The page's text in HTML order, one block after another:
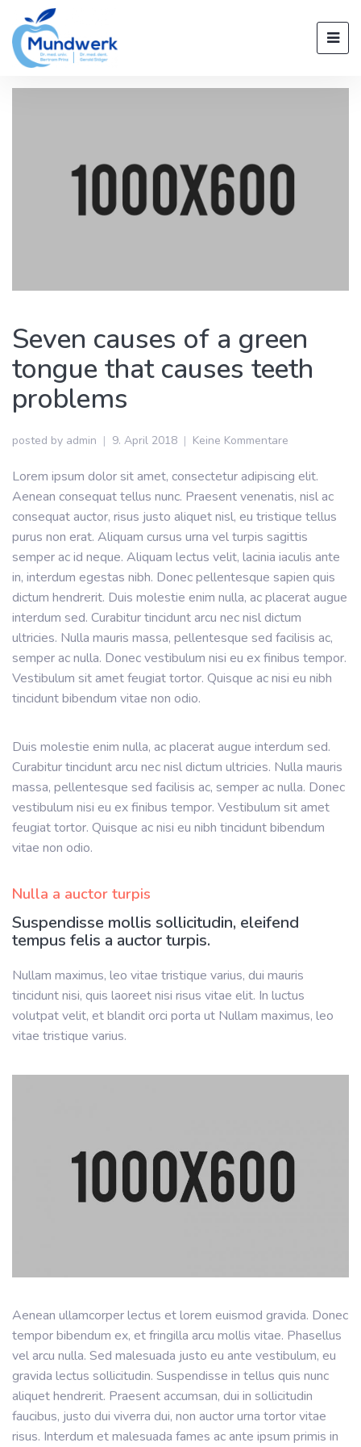
Seven causes of a green
tongue that causes teeth
problems
posted by admin 9. April 2018 Keine Kommentare
Lorem ipsum dolor sit amet, consectetur adipiscing elit.
Aenean consequat tellus nunc. Praesent venenatis, nisl ac
consequat auctor, risus justo aliquet nisl, eu tristique tellus
purus non erat. Aliquam cursus urna vel turpis sagittis
semper ac id neque. Aliquam lectus velit, lacinia iaculis ante
in, interdum egestas nibh. Donec pellentesque sapien quis
dictum hendrerit. Duis molestie enim nulla, ac placerat augue
interdum sed. Curabitur tincidunt arcu nec nisl dictum
ultricies. Nulla mauris massa, pellentesque sed facilisis ac,
semper ac nulla. Donec vestibulum nisi eu ex finibus tempor.
Vestibulum sit amet feugiat tortor. Quisque ac nisi eu nibh
tincidunt bibendum vitae non odio.
Duis molestie enim nulla, ac placerat augue interdum sed.
Curabitur tincidunt arcu nec nisl dictum ultricies. Nulla mauris
massa, pellentesque sed facilisis ac, semper ac nulla. Donec
vestibulum nisi eu ex finibus tempor. Vestibulum sit amet
feugiat tortor. Quisque ac nisi eu nibh tincidunt bibendum
vitae non odio.
Nulla a auctor turpis
Suspendisse mollis sollicitudin, eleifend
tempus felis a auctor turpis.
Nullam maximus, leo vitae tristique varius, dui mauris
tincidunt nisi, quis laoreet nisi risus vitae elit. In luctus
volutpat velit, et blandit orci porta ut Nullam maximus, leo
vitae tristique varius.
Aenean ullamcorper lectus et lorem euismod gravida. Donec
tempor bibendum ex, et fringilla arcu mollis vitae. Phasellus
vel arcu nulla. Sed malesuada justo eu ante vestibulum, eu
gravida lectus sollicitudin. Suspendisse in tellus quis nunc
aliquet hendrerit. Praesent accumsan, dui in sollicitudin
faucibus, justo dui viverra dui, non auctor urna tortor vitae
risus. Interdum et malesuada fames ac ante ipsum primis in